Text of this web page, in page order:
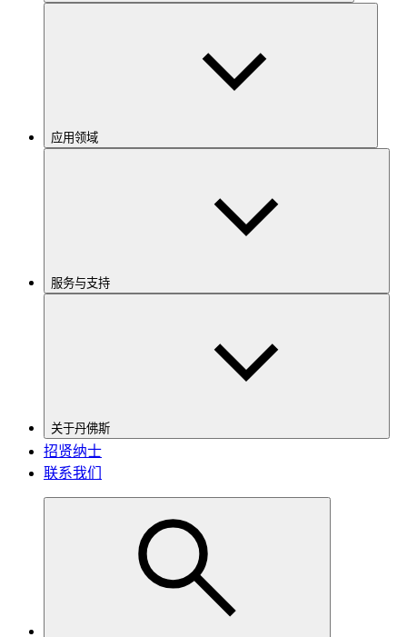
应用领域
服务与支持
关于丹佛斯
招贤纳士
联系我们